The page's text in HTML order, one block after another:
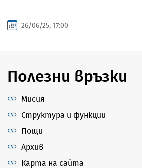
26/06/25, 17:00
Полезни връзки
Мисия
Структура и функции
Пощи
Архив
Карта на сайта